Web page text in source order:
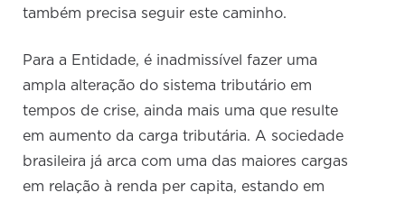
também precisa seguir este caminho.
Para a Entidade, é inadmissível fazer uma
ampla alteração do sistema tributário em
tempos de crise, ainda mais uma que resulte
em aumento da carga tributária. A sociedade
brasileira já arca com uma das maiores cargas
em relação à renda per capita, estando em